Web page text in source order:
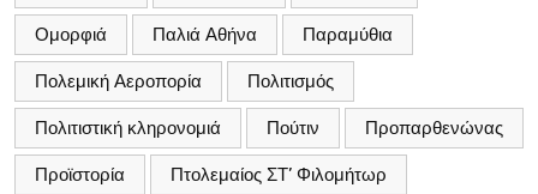
Ομορφιά Παλιά Αθήνα Παραμύθια
Πολεμική Αεροπορία Πολιτισμός
Πολιτιστική κληρονομιά Πούτιν Προπαρθενώνας
Προϊστορία Πτολεμαίος ΣΤ’ Φιλομήτωρ